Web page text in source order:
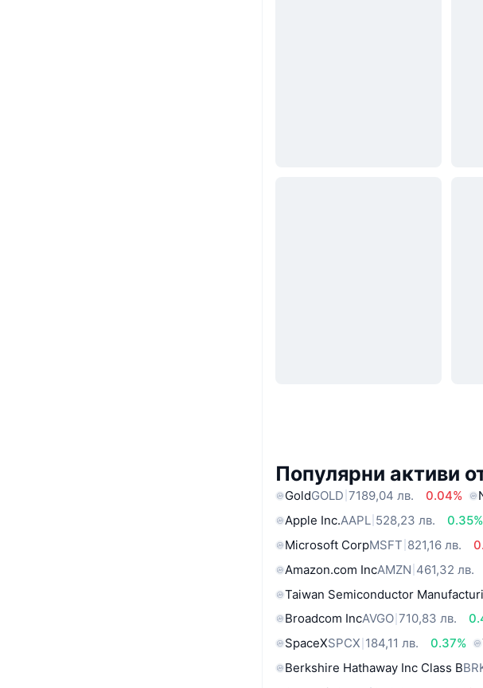
Популярни активи
GoldGOLD 7189,04 лв. 0.04%
Apple Inc.AAPL 528,23 лв. 0.35%
Microsoft CorpMSFT 821,16 лв.
Amazon.com IncAMZN 461,32 лв.
Taiwan Semiconductor
Broadcom IncAVGO 710,83 лв.
SpaceXSPCX 184,11 лв. 0.37%
Berkshire Hathaway Inc Class B